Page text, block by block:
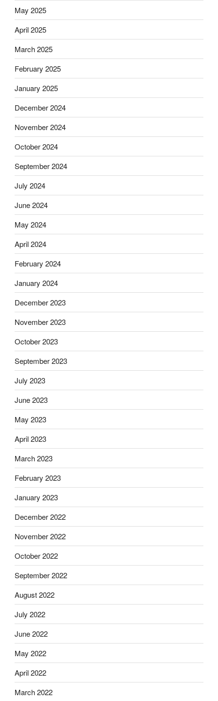
May 2025
April 2025
March 2025
February 2025
January 2025
December 2024
November 2024
October 2024
September 2024
July 2024
June 2024
May 2024
April 2024
February 2024
January 2024
December 2023
November 2023
October 2023
September 2023
July 2023
June 2023
May 2023
April 2023
March 2023
February 2023
January 2023
December 2022
November 2022
October 2022
September 2022
August 2022
July 2022
June 2022
May 2022
April 2022
March 2022